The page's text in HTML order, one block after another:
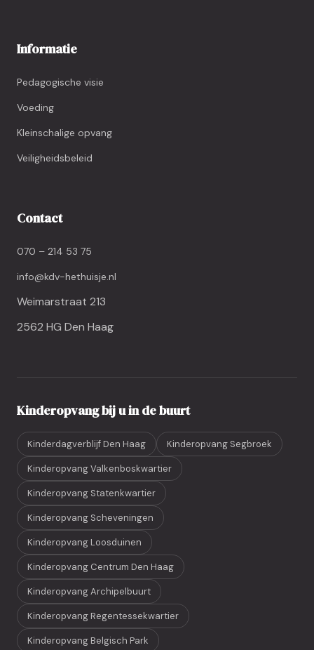
Informatie
Pedagogische visie
Voeding
Kleinschalige opvang
Veiligheidsbeleid
Contact
070 – 214 53 75
info@kdv-hethuisje.nl
Weimarstraat 213
2562 HG Den Haag
Kinderopvang bij u in de buurt
Kinderdagverblijf Den Haag Kinderopvang Segbroek
Kinderopvang Valkenboskwartier
Kinderopvang Statenkwartier
Kinderopvang Scheveningen
Kinderopvang Loosduinen
Kinderopvang Centrum Den Haag
Kinderopvang Archipelbuurt
Kinderopvang Regentessekwartier
Kinderopvang Belgisch Park